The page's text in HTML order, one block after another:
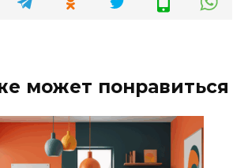
может понравиться